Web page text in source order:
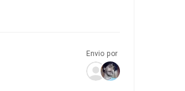
Envio por